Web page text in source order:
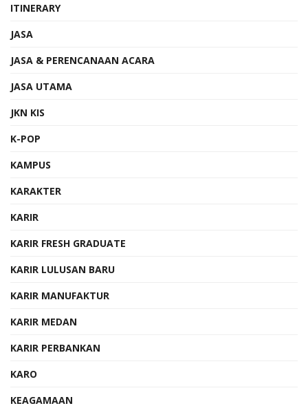
ITINERARY
JASA
JASA & PERENCANAAN ACARA
JASA UTAMA
JKN KIS
K-POP
KAMPUS
KARAKTER
KARIR
KARIR FRESH GRADUATE
KARIR LULUSAN BARU
KARIR MANUFAKTUR
KARIR MEDAN
KARIR PERBANKAN
KARO
KEAGAMAAN